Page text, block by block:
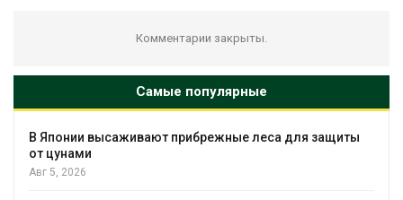
Комментарии закрыты.
Самые популярные
прибрежные леса для защиты